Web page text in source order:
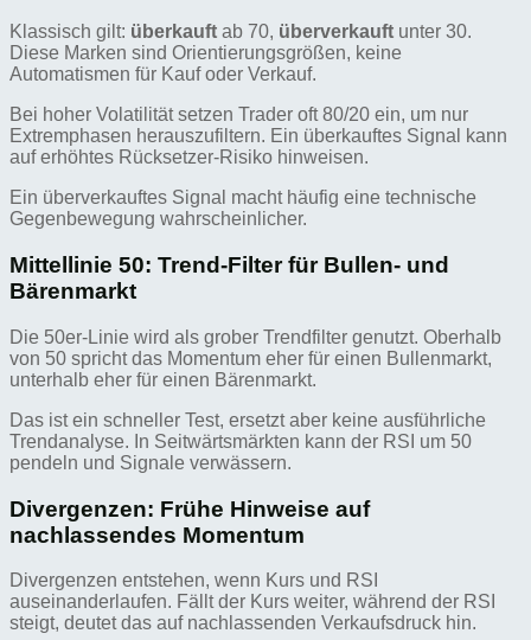
Klassisch gilt: überkauft ab 70, überverkauft unter 30.
Diese Marken sind Orientierungsgrößen, keine
Automatismen für Kauf oder Verkauf.
Bei hoher Volatilität setzen Trader oft 80/20 ein, um nur
Extremphasen herauszufiltern. Ein überkauftes Signal kann
auf erhöhtes Rücksetzer-Risiko hinweisen.
Ein überverkauftes Signal macht häufig eine technische
Gegenbewegung wahrscheinlicher.
Mittellinie 50: Trend-Filter für Bullen- und
Bärenmarkt
Die 50er-Linie wird als grober Trendfilter genutzt. Oberhalb
von 50 spricht das Momentum eher für einen Bullenmarkt,
unterhalb eher für einen Bärenmarkt.
Das ist ein schneller Test, ersetzt aber keine ausführliche
Trendanalyse. In Seitwärtsmärkten kann der RSI um 50
pendeln und Signale verwässern.
Divergenzen: Frühe Hinweise auf
nachlassendes Momentum
Divergenzen entstehen, wenn Kurs und RSI
auseinanderlaufen. Fällt der Kurs weiter, während der RSI
steigt, deutet das auf nachlassenden Verkaufsdruck hin.